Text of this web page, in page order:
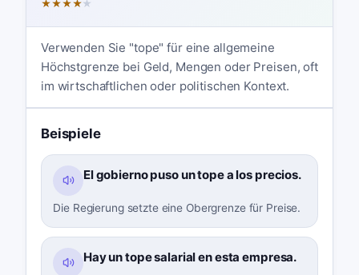
★★★★★
Verwenden Sie "tope" für eine allgemeine
Höchstgrenze bei Geld, Mengen oder Preisen, oft
im wirtschaftlichen oder politischen Kontext.
Beispiele
El gobierno puso un tope a los precios.
Die Regierung setzte eine Obergrenze für Preise.
Hay un tope salarial en esta empresa.